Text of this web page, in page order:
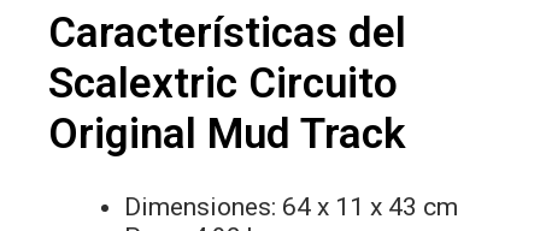
Características del
Scalextric Circuito
Original Mud Track
Dimensiones: 64 x 11 x 43 cm